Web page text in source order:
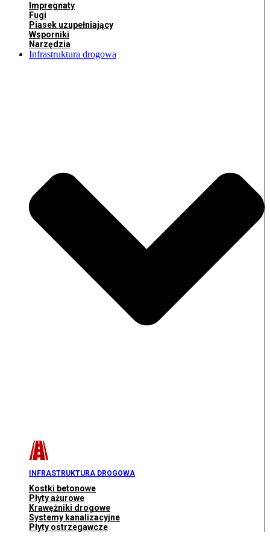
Impregnaty
Fugi
Piasek uzupełniający
Wsporniki
Narzędzia
Infrastruktura drogowa
INFRASTRUKTURA DROGOWA
Kostki betonowe
Płyty ażurowe
Krawężniki drogowe
Systemy kanalizacyjne
Płyty ostrzegawcze